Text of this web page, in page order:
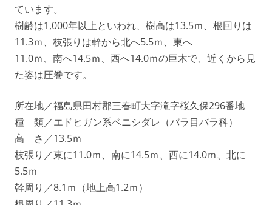
ています。
樹齢は1,000年以上といわれ、樹高は13.5ｍ、根回りは
11.3ｍ、枝張りは幹から北へ5.5ｍ、東へ
11.0ｍ、南へ14.5ｍ、西へ14.0ｍの巨木で、近くから見
た姿は圧巻です。
所在地／福島県田村郡三春町大字滝字桜久保296番地
種 類／エドヒガン系ベニシダレ（バラ目バラ科）
高 さ／13.5ｍ
枝張り／東に11.0ｍ、南に14.5ｍ、西に14.0ｍ、北に
5.5ｍ
幹周り／8.1ｍ（地上高1.2ｍ）